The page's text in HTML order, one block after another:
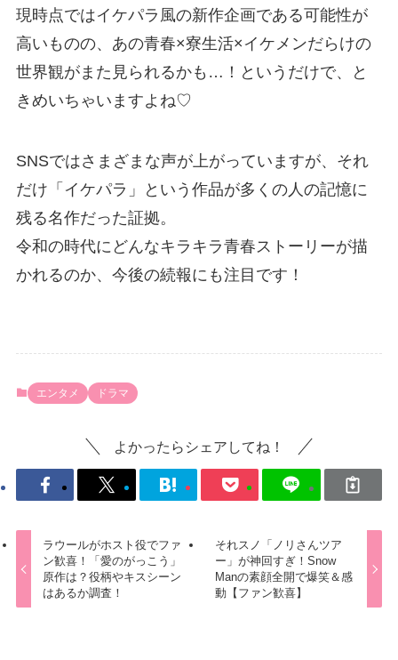
現時点ではイケパラ風の新作企画である可能性が
高いものの、あの青春×寮生活×イケメンだらけの
世界観がまた見られるかも…！というだけで、と
きめいちゃいますよね♡
SNSではさまざまな声が上がっていますが、それ
だけ「イケパラ」という作品が多くの人の記憶に
残る名作だった証拠。
令和の時代にどんなキラキラ青春ストーリーが描
かれるのか、今後の続報にも注目です！
エンタメ ドラマ
よかったらシェアしてね！
ラウールがホスト役でファ
ン歓喜！「愛のがっこう」
原作は？役柄やキスシーン
はあるか調査！
それスノ「ノリさんツア
ー」が神回すぎ！Snow
Manの素顔全開で爆笑＆感
動【ファン歓喜】